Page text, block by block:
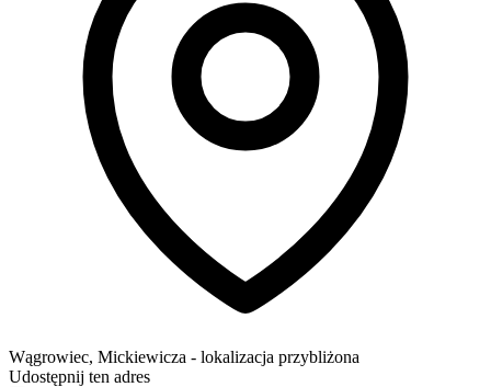
Wągrowiec, Mickiewicza - lokalizacja przybliżona
Udostępnij ten adres